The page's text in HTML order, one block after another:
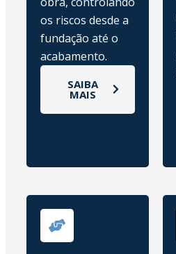
os riscos desde a
fundação até o
acabamento.
SAIBA
MAIS